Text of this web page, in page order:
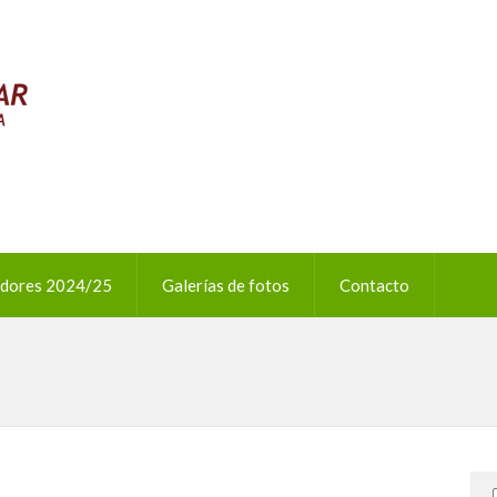
2024/25 Galerías de fotos Contacto